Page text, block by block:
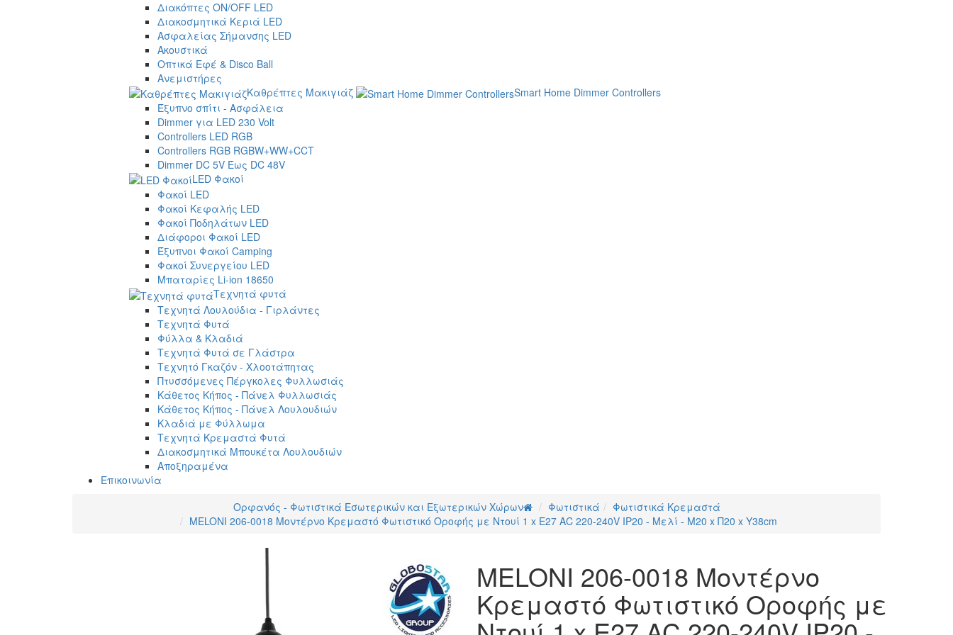
Διακόπτες ON/OFF LED
Διακοσμητικά Κεριά LED
Ασφαλείας Σήμανσης LED
Ακουστικά
Οπτικά Εφέ & Disco Ball
Ανεμιστήρες
Καθρέπτες Μακιγιάζ
Smart Home Dimmer Controllers
Έξυπνο σπίτι - Ασφάλεια
Dimmer για LED 230 Volt
Controllers LED RGB
Controllers RGB RGBW+WW+CCT
Dimmer DC 5V Έως DC 48V
LED Φακοί
Φακοί LED
Φακοί Κεφαλής LED
Φακοί Ποδηλάτων LED
Διάφοροι Φακοί LED
Έξυπνοι Φακοί Camping
Φακοί Συνεργείου LED
Μπαταρίες Li-ion 18650
Τεχνητά φυτά
Τεχνητά Λουλούδια - Γιρλάντες
Τεχνητά Φυτά
Φύλλα & Κλαδιά
Τεχνητά Φυτά σε Γλάστρα
Τεχνητό Γκαζόν - Χλοοτάπητας
Πτυσσόμενες Πέργκολες Φυλλωσιάς
Κάθετος Κήπος - Πάνελ Φυλλωσιάς
Κάθετος Κήπος - Πάνελ Λουλουδιών
Κλαδιά με Φύλλωμα
Τεχνητά Κρεμαστά Φυτά
Διακοσμητικά Μπουκέτα Λουλουδιών
Αποξηραμένα
Επικοινωνία
Ορφανός - Φωτιστικά Εσωτερικών και Εξωτερικών Χώρων
Φωτιστικά
Φωτιστικά Κρεμαστά
MELONI 206-0018 Μοντέρνο Κρεμαστό Φωτιστικό Οροφής με Ντουί 1 x E27 AC 220-240V IP20 - Mελί - Μ20 x Π20 x Υ38cm
MELONI 206-0018 Μοντέρνο
Κρεμαστό Φωτιστικό Οροφής με